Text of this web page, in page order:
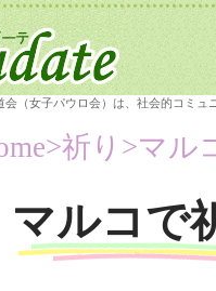
会（女子パウロ会）は、社会的コミ
>祈り>マル
マルコで